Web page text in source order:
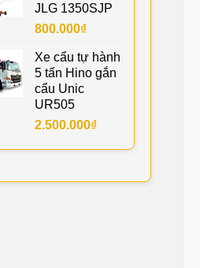
JLG 1350SJP
800.000₫
Xe cẩu tự hành
5 tấn Hino gắn
cẩu Unic
UR505
2.500.000₫